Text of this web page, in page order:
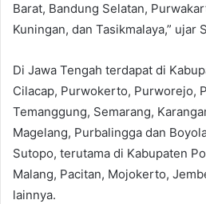
Barat, Bandung Selatan,
Kuningan, dan Tasikmalaya,” ujar
Di Jawa Tengah terdapat di
Cilacap, Purwokerto, Purworejo,
Temanggung, Semarang,
Magelang, Purbalingga dan
Sutopo, terutama di Kabupaten
Malang, Pacitan, Mojokerto,
lainnya.